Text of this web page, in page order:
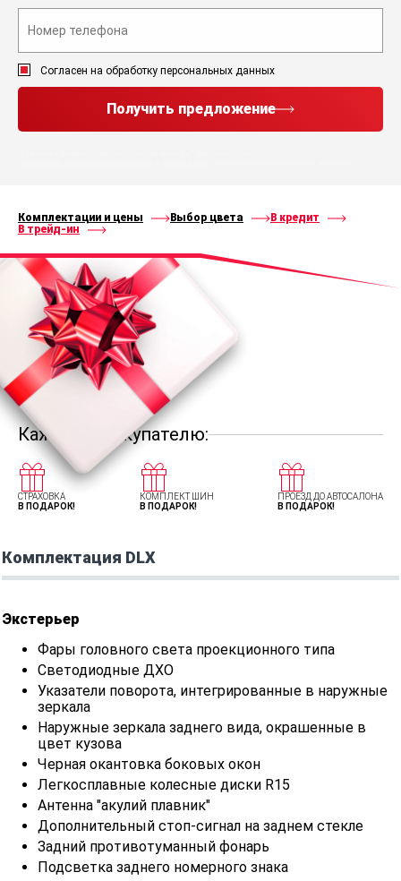
Согласен на обработку персональных данных
Получить предложение
Комплектации и цены Выбор цвета
В кредит
В трейд-ин
Каждому покупателю:
СТРАХОВКА
В ПОДАРОК!
КОМПЛЕКТ ШИН
В ПОДАРОК!
ПРОЕЗД ДО АВТОСАЛОНА
В ПОДАРОК!
Комплектация DLX
Экстерьер
Фары головного света проекционного типа
Светодиодные ДХО
Указатели поворота, интегрированные в наружные
зеркала
Наружные зеркала заднего вида, окрашенные в
цвет кузова
Черная окантовка боковых окон
Легкосплавные колесные диски R15
Антенна "акулий плавник"
Дополнительный стоп-сигнал на заднем стекле
Задний противотуманный фонарь
Подсветка заднего номерного знака